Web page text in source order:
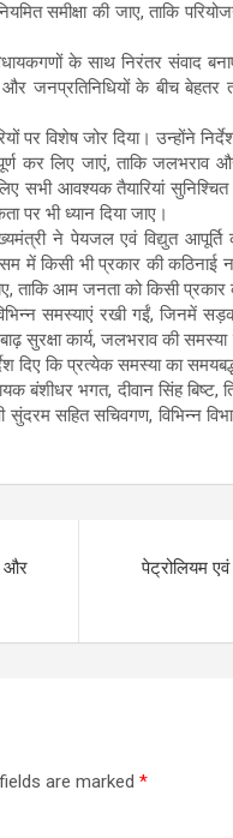
समीक्षा की जाए, ताकि
के साथ निरंतर संवाद
जनप्रतिनिधियों के बीच बेहतर
विशेष जोर दिया। उन्होंने
कर लिए जाएं, ताकि जलभराव
सभी आवश्यक तैयारियां
पर भी ध्यान दिया जाए।
ने पेयजल एवं विद्युत आपूर्ति
में किसी भी प्रकार की कठिनाई
ताकि आम जनता को किसी प्रकार
समस्याएं रखी गईं, जिनमें
सुरक्षा कार्य, जलभराव की
दिए कि प्रत्येक समस्या का
भगत, दीवान सिंह बिष्ट,
सहित सचिवगण, विभिन्न
और
पेट्रोलियम
are marked *